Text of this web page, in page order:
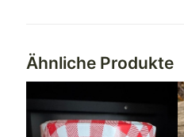
Ähnliche Produkte